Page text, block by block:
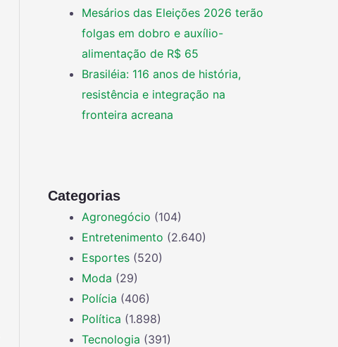
Mesários das Eleições 2026 terão
folgas em dobro e auxílio-
alimentação de R$ 65
Brasiléia: 116 anos de história,
resistência e integração na
fronteira acreana
Categorias
Agronegócio (104)
Entretenimento (2.640)
Esportes (520)
Moda (29)
Polícia (406)
Política (1.898)
Tecnologia (391)